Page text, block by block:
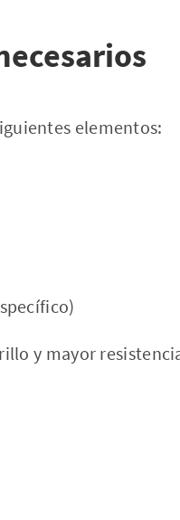
elementos:
y mayor